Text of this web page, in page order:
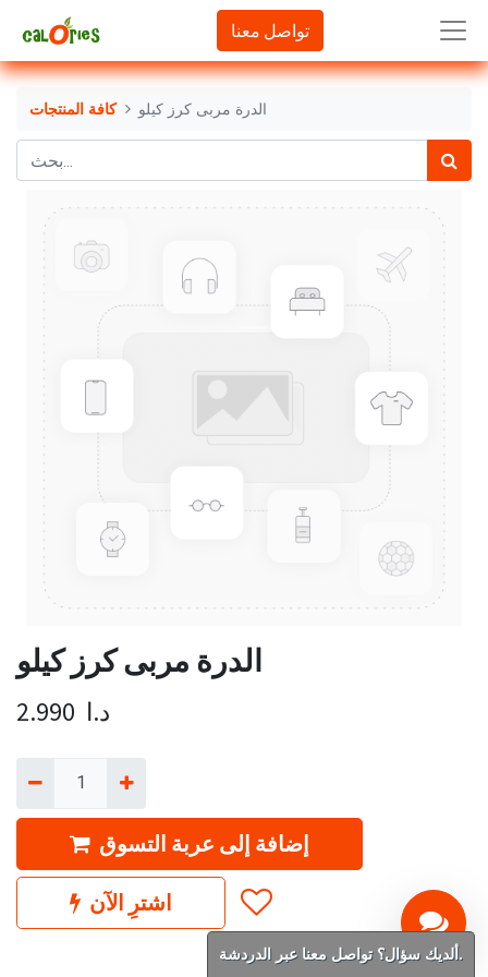
تواصل معنا
كافة المنتجات الدرة مربى كرز كيلو
الدرة مربى كرز كيلو
2.990 د.ا
إضافة إلى عربة التسوق
اشترِ الآن
ألديك سؤال؟ تواصل معنا عبر الدردشة.